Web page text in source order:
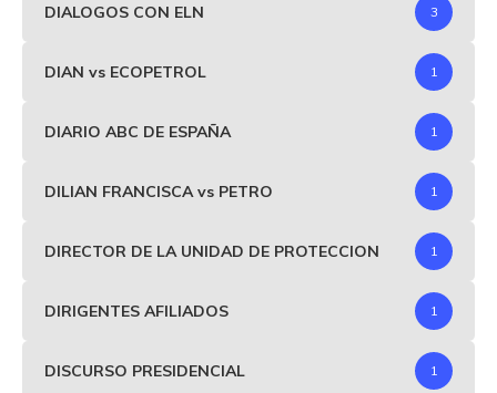
DIALOGOS CON ELN 3
DIAN vs ECOPETROL 1
DIARIO ABC DE ESPAÑA 1
DILIAN FRANCISCA vs PETRO 1
DIRECTOR DE LA UNIDAD DE PROTECCION 1
DIRIGENTES AFILIADOS 1
DISCURSO PRESIDENCIAL 1